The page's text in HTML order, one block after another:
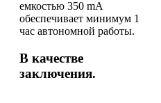
емкостью 350 mА
обеспечивает минимум 1
час автономной работы.
В качестве
заключения.